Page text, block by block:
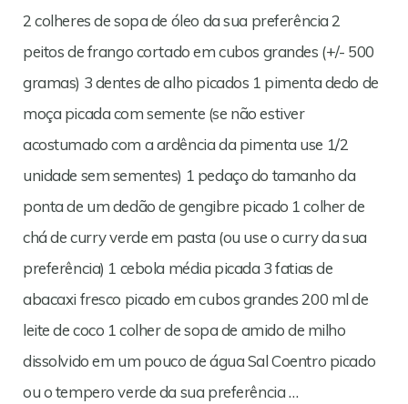
2 colheres de sopa de óleo da sua preferência 2
peitos de frango cortado em cubos grandes (+/- 500
gramas) 3 dentes de alho picados 1 pimenta dedo de
moça picada com semente (se não estiver
acostumado com a ardência da pimenta use 1/2
unidade sem sementes) 1 pedaço do tamanho da
ponta de um dedão de gengibre picado 1 colher de
chá de curry verde em pasta (ou use o curry da sua
preferência) 1 cebola média picada 3 fatias de
abacaxi fresco picado em cubos grandes 200 ml de
leite de coco 1 colher de sopa de amido de milho
dissolvido em um pouco de água Sal Coentro picado
ou o tempero verde da sua preferência …